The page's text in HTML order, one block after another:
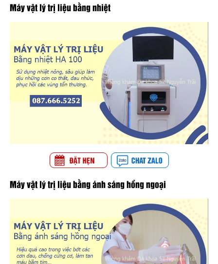
Máy vật lý trị liệu bằng nhiệt
Máy vật lý trị liệu bằng ánh sáng hồng ngoại